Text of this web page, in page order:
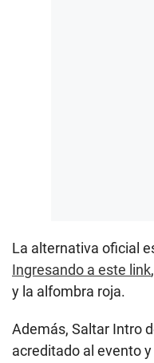
La alternativa oficial
Ingresando a este link
y la alfombra roja.
Además, Saltar Intro
acreditado al evento